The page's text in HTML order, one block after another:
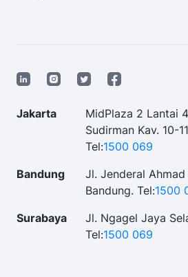
Jakarta
MidPlaza 2 Lantai
Sudirman Kav. 10-
Tel:1500 069
Bandung
Jl. Jenderal Ahmad
Bandung. Tel:1500
Surabaya
Jl. Ngagel Jaya
Tel:1500 069